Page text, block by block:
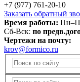
+7 (977) 761-20-10
Заказать обратный
Время работы:
Сб-Вск: по
Чертежи на почту:
krov@formico.ru